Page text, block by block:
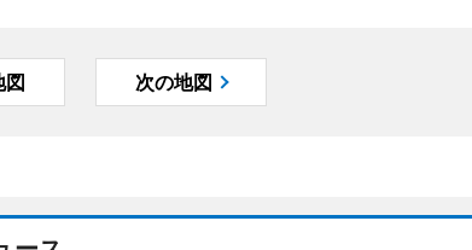
図 次の地図